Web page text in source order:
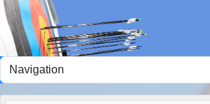
Panneau de gestion des cookies